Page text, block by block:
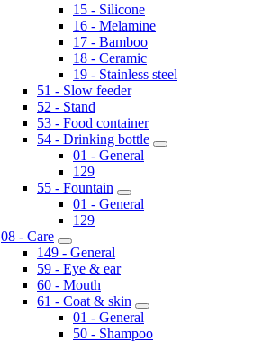
15 - Silicone
16 - Melamine
17 - Bamboo
18 - Ceramic
19 - Stainless steel
51 - Slow feeder
52 - Stand
53 - Food container
54 - Drinking bottle
01 - General
129
55 - Fountain
01 - General
129
08 - Care
149 - General
59 - Eye & ear
60 - Mouth
61 - Coat & skin
01 - General
50 - Shampoo